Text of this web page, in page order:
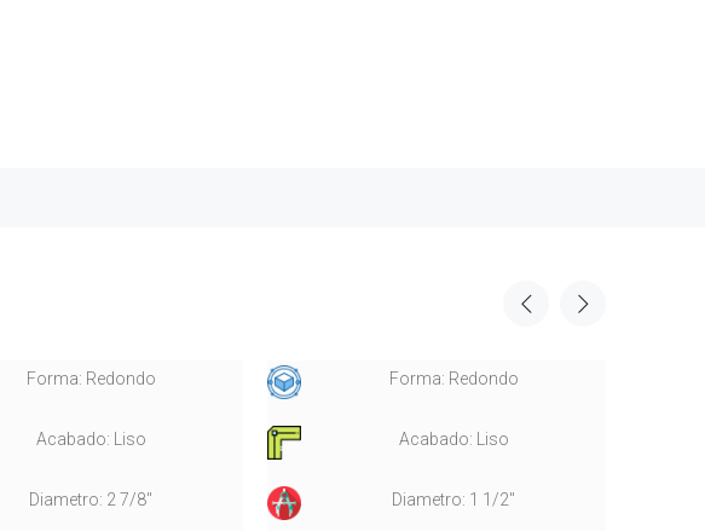
Forma: Redondo
Acabado: Liso
Diametro: 2 7/8"
Forma: Redondo
Acabado: Liso
Diametro: 1 1/2"